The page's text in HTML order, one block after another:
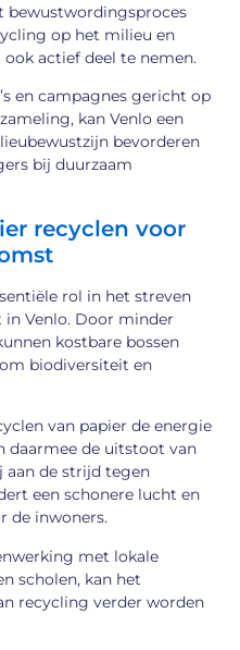
bewustwordingsproces
op het milieu en
actief deel te nemen.
en campagnes gericht op
kan Venlo een
bevorderen
bij duurzaam
recyclen voor
rol in het streven
Venlo. Door minder
kostbare bossen
biodiversiteit en
van papier de energie
daarmee de uitstoot van
aan de strijd tegen
een schonere lucht en
de inwoners.
met lokale
scholen, kan het
recycling verder worden